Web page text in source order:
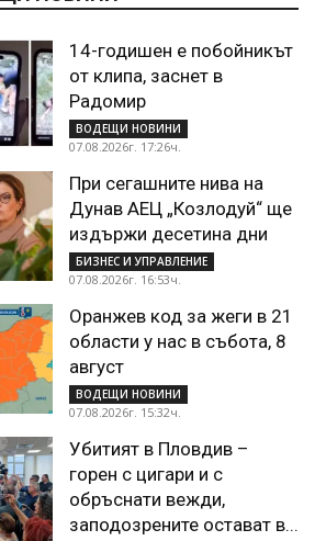
14-годишен е побойникът
от клипа, заснет в
Радомир
ВОДЕЩИ НОВИНИ
07.08.2026г. 17:26ч.
При сегашните нива на
Дунав АЕЦ „Козлодуй“ ще
издържи десетина дни
БИЗНЕС И УПРАВЛЕНИЕ
07.08.2026г. 16:53ч.
Оранжев код за жеги в 21
области у нас в събота, 8
август
ВОДЕЩИ НОВИНИ
07.08.2026г. 15:32ч.
Убитият в Пловдив –
горен с цигари и с
обръснати вежди,
заподозрените остават в...